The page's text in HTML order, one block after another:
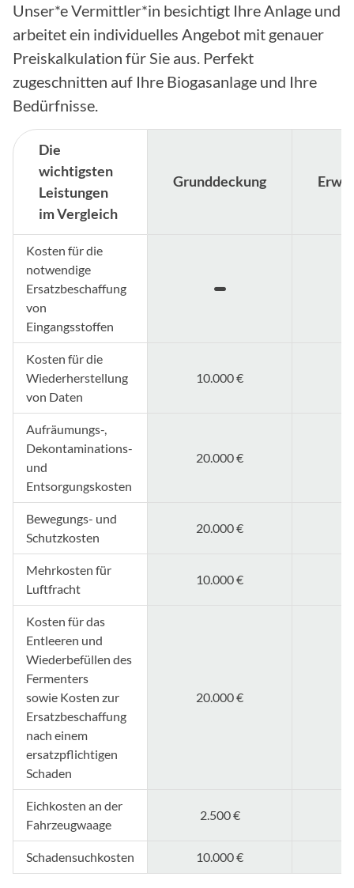
Unser*e Vermittler*in besichtigt Ihre Anlage und
arbeitet ein individuelles Angebot mit genauer
Preiskalkulation für Sie aus. Perfekt
zugeschnitten auf Ihre Biogasanlage und Ihre
Bedürfnisse.
Die
wichtigsten
Leistungen
im Vergleich
Grunddeckung
Kosten für die
notwendige
Ersatzbeschaffung
von
Eingangsstoffen
Kosten für die
Wiederherstellung
von Daten
10.000 €
Aufräumungs-,
Dekontaminations-
und
Entsorgungskosten
20.000 €
Bewegungs- und
Schutzkosten
20.000 €
Mehrkosten für
Luftfracht
10.000 €
Kosten für das
Entleeren und
Wiederbefüllen des
Fermenters
sowie Kosten zur
Ersatzbeschaffung
nach einem
ersatzpflichtigen
Schaden
20.000 €
Eichkosten an der
Fahrzeugwaage
2.500 €
Schadensuchkosten 10.000 €